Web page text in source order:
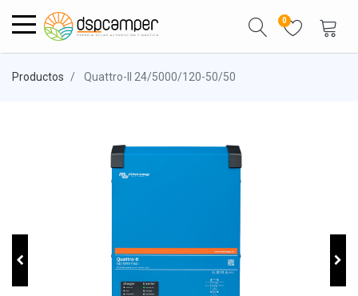
0
Productos Quattro-II 24/5000/120-50/50